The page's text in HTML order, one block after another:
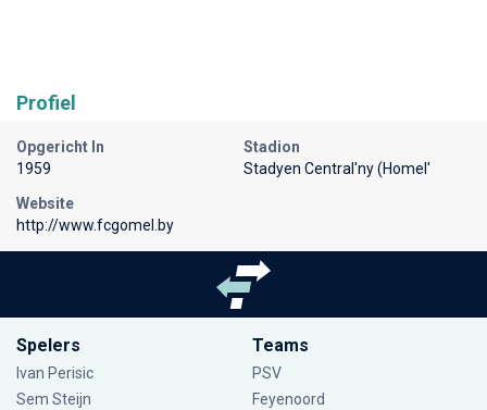
Profiel
Opgericht In
1959
Stadion
Stadyen Central'ny (Homel'
Website
http://www.fcgomel.by
Spelers
Ivan Perisic
Sem Steijn
Teams
PSV
Feyenoord